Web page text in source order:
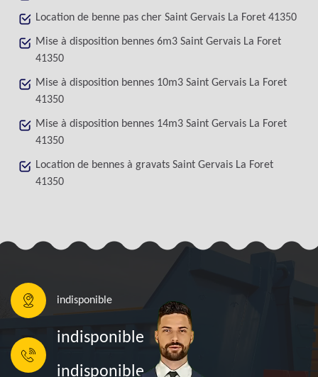
Location de benne pas cher Saint Gervais La Foret 41350
Mise à disposition bennes 6m3 Saint Gervais La Foret
41350
Mise à disposition bennes 10m3 Saint Gervais La Foret
41350
Mise à disposition bennes 14m3 Saint Gervais La Foret
41350
Location de bennes à gravats Saint Gervais La Foret
41350
indisponible
indisponible
indisponible